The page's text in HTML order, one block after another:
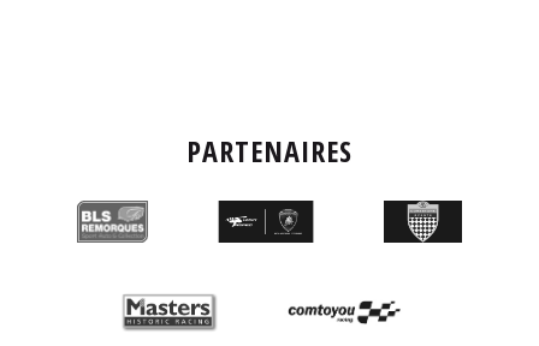
PARTENAIRES